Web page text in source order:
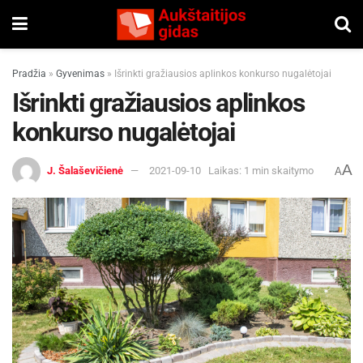
Pradžia » Gyvenimas » Išrinkti gražiausios aplinkos konkurso nugalėtojai
Išrinkti gražiausios aplinkos
konkurso nugalėtojai
J. Šalaševičienė 2021-09-10 Laikas: 1 min skaitymo AA